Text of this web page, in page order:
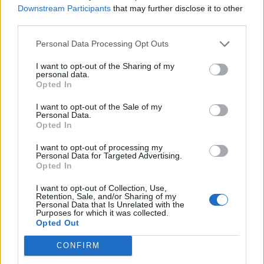
Downstream Participants that may further disclose it to other
Personal Data Processing Opt Outs
I want to opt-out of the Sharing of my
personal data.
Opted In
I want to opt-out of the Sale of my
Personal Data.
Opted In
I want to opt-out of processing my
Personal Data for Targeted Advertising.
Opted In
I want to opt-out of Collection, Use,
Retention, Sale, and/or Sharing of my
Personal Data that Is Unrelated with the
Purposes for which it was collected.
Opted Out
CONFIRM
Sušne razmere bodo vztrajale še vsaj
deset dni
gostoljubnosti
6. avgust 2026
Ob povečanem številu podtaknjenih
Opozorilo:Po 297. členu Kazenskega zakonika je